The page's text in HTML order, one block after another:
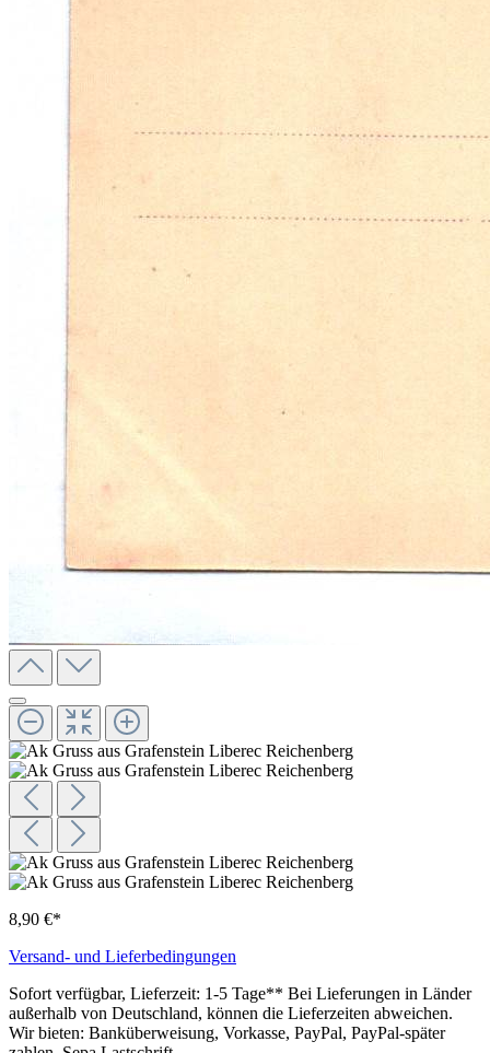
8,90 €*
Versand- und Lieferbedingungen
Sofort verfügbar, Lieferzeit: 1-5 Tage** Bei Lieferungen in Länder
außerhalb von Deutschland, können die Lieferzeiten abweichen.
Wir bieten: Banküberweisung, Vorkasse, PayPal, PayPal-später